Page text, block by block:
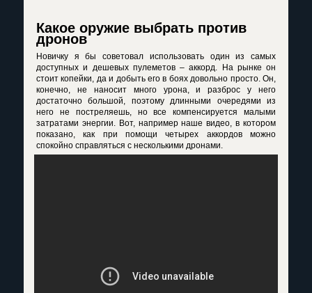
Какое оружие выбрать против
дронов
Новичку я бы советовал использовать один из самых
доступных и дешевых пулеметов – аккорд. На рынке он
стоит копейки, да и добыть его в боях довольно просто. Он,
конечно, не наносит много урона, и разброс у него
достаточно большой, поэтому длинными очередями из
него не постреляешь, но все компенсируется малыми
затратами энергии. Вот, например наше видео, в котором
показано, как при помощи четырех аккордов можно
спокойно справляться с несколькими дронами.